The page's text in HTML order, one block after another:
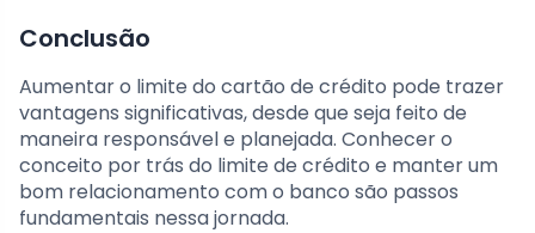
Conclusão
Aumentar o limite do cartão de crédito pode trazer
vantagens significativas, desde que seja feito de
maneira responsável e planejada. Conhecer o
conceito por trás do limite de crédito e manter um
bom relacionamento com o banco são passos
fundamentais nessa jornada.